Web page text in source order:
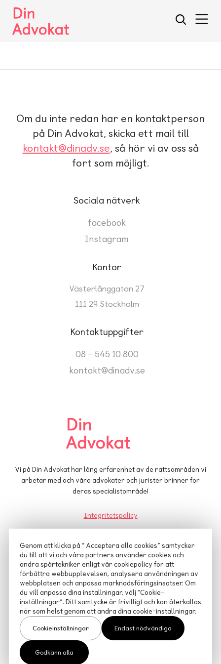
Vi på Din Advokat har lång erfarenhet av de rättsområden vi
arbetar med och våra advokater och jurister brinner för
deras specialistområde!
Integritetspolicy
Advokatsamfundets konsumenttvistnämnd
Om du inte redan har en kontaktperson
på Din Advokat, skicka ett mail till
kontakt@dinadv.se, så hör vi av oss så
fort som möjligt.
Sociala nätverk
facebook
Instagram
Kontor
Västerlånggatan 27
111 29 Stockholm
Kontaktuppgifter
08 – 545 10 800
kontakt@dinadv.se
Genom att klicka på “ Acceptera alla cookies” samtycker
du till att vi och våra partners använder cookies och
andra spårtekniker enligt vår cookiepolicy för att
förbättra webbupplevelsen, analysera användningen av
webbplatsen och anpassa marknadsföringsinsatser. Om
du vill anpassa dina inställningar, välj “Cookie-
inställningar”. Ditt samtycke är frivilligt och kan återkallas
när som helst genom att ändra dina cookie-inställningar.
Cookieinställningar Endast nödvändiga
Godkänn alla